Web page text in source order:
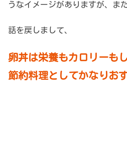
うなイメージがありますが、ま
話を戻しまして、
卵丼は栄養もカロリーも
節約料理としてかなりお